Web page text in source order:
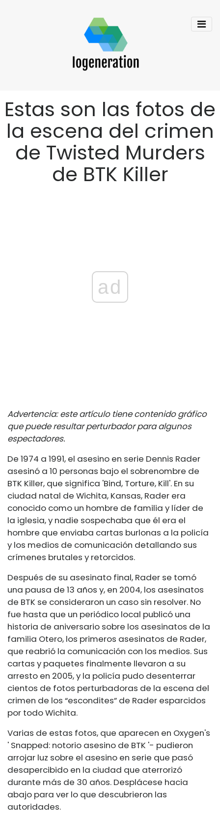
Estas son las fotos de
la escena del crimen
de Twisted Murders
de BTK Killer
ad
Advertencia: este artículo tiene contenido gráfico
que puede resultar perturbador para algunos
espectadores.
De 1974 a 1991, el asesino en serie Dennis Rader
asesinó a 10 personas bajo el sobrenombre de
BTK Killer, que significa 'Bind, Torture, Kill'. En su
ciudad natal de Wichita, Kansas, Rader era
conocido como un hombre de familia y líder de
la iglesia, y nadie sospechaba que él era el
hombre que enviaba cartas burlonas a la policía
y los medios de comunicación detallando sus
crímenes brutales y retorcidos.
Después de su asesinato final, Rader se tomó
una pausa de 13 años y, en 2004, los asesinatos
de BTK se consideraron un caso sin resolver. No
fue hasta que un periódico local publicó una
historia de aniversario sobre los asesinatos de la
familia Otero, los primeros asesinatos de Rader,
que reabrió la comunicación con los medios. Sus
cartas y paquetes finalmente llevaron a su
arresto en 2005, y la policía pudo desenterrar
cientos de fotos perturbadoras de la escena del
crimen de los “escondites” de Rader esparcidos
por todo Wichita.
Varias de estas fotos, que aparecen en Oxygen's
' Snapped: notorio asesino de BTK '- pudieron
arrojar luz sobre el asesino en serie que pasó
desapercibido en la ciudad que aterrorizó
durante más de 30 años. Desplácese hacia
abajo para ver lo que descubrieron las
autoridades.